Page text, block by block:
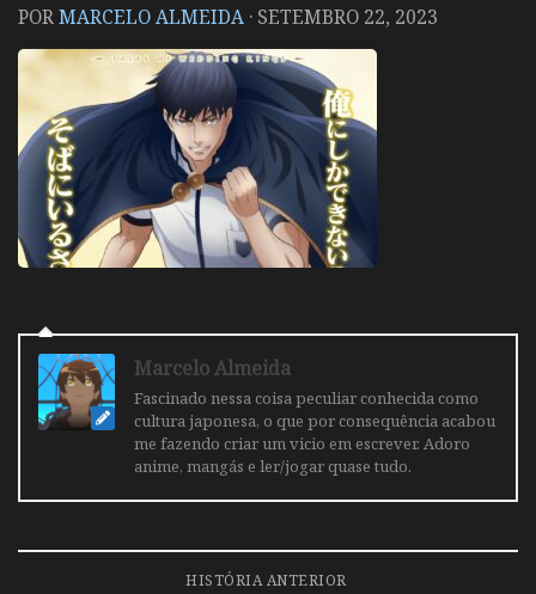
PORMARCELO ALMEIDA · SETEMBRO 22, 2023
Marcelo Almeida
Fascinado nessa coisa peculiar conhecida como
cultura japonesa, o que por consequência acabou
me fazendo criar um vicio em escrever. Adoro
anime, mangás e ler/jogar quase tudo.
HISTÓRIA ANTERIOR